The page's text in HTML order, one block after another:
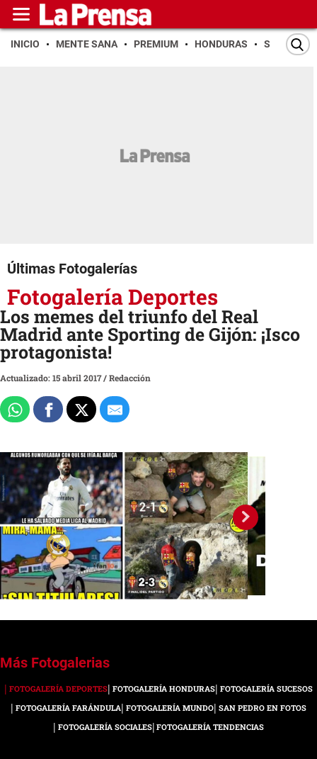
INICIO MENTE SANA PREMIUM HONDURAS SAN PEDRO
Últimas Fotogalerías
Fotogalería Deportes
Los memes del triunfo del Real
Madrid ante Sporting de Gijón: ¡Isco
protagonista!
Actualizado: 15 abril 2017/Redacción
1 / 24
la Liga Española gracias a una
de dos goles, y en los memes se
ha ganado el protagonismo. Estos
son los mejores.
FOTOGALERÍA DEPORTES FOTOGALERÍA HONDURAS FOTOGALERÍA SUCESOS
FOTOGALERÍA FARÁNDULA FOTOGALERÍA MUNDO SAN PEDRO EN FOTOS
FOTOGALERÍA SOCIALES FOTOGALERÍA TENDENCIAS